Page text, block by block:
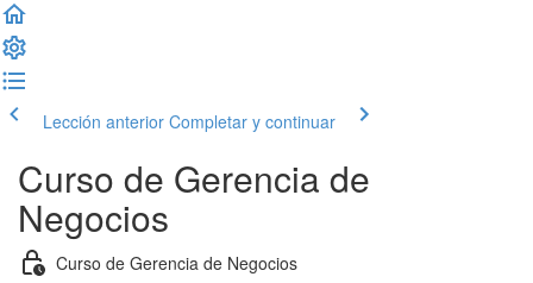
Lección anterior Completar y continuar
Curso de Gerencia de
Negocios
Curso de Gerencia de Negocios